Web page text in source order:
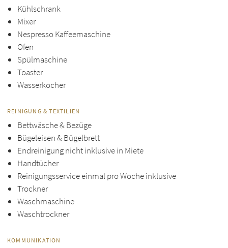
Kühlschrank
Mixer
Nespresso Kaffeemaschine
Ofen
Spülmaschine
Toaster
Wasserkocher
REINIGUNG & TEXTILIEN
Bettwäsche & Bezüge
Bügeleisen & Bügelbrett
Endreinigung nicht inklusive in Miete
Handtücher
Reinigungsservice einmal pro Woche inklusive
Trockner
Waschmaschine
Waschtrockner
KOMMUNIKATION